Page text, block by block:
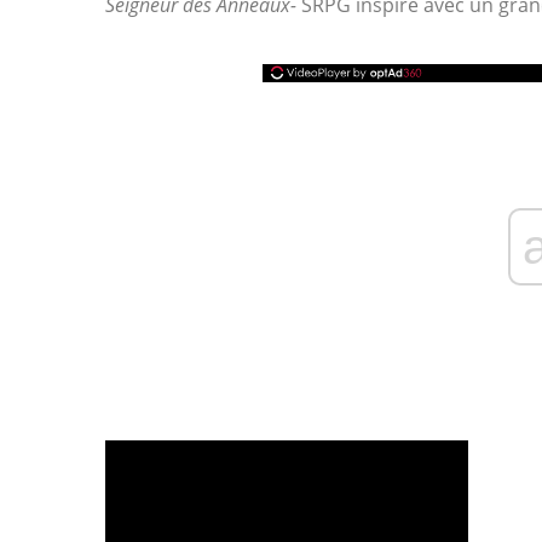
Seigneur des Anneaux- SRPG inspiré avec un